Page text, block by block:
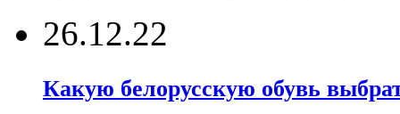
26.12.22
Какую белорусскую обувь